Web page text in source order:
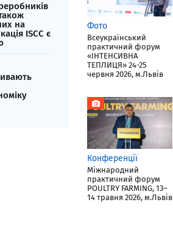
на
ISCC є
Фото
Всеукраїнський
практичний форум
«ІНТЕНСИВНА
ТЕПЛИЦЯ» 24-25
червня 2026, м.Львів
Конференції
Міжнародний
практичний форум
POULTRY FARMING, 13–
14 травня 2026, м.Львів